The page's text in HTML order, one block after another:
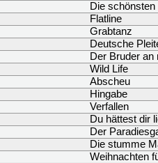
Die
Flatline
Grabtanz
Deutsche
Der Bruder an
Wild Life
Abscheu
Hingabe
Verfallen
Du hättest dir
Der
Die stumme
Weihnachten